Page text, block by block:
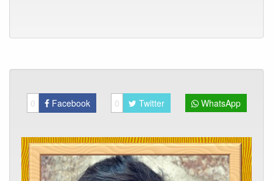
0 Facebook 0 Twitter WhatsApp